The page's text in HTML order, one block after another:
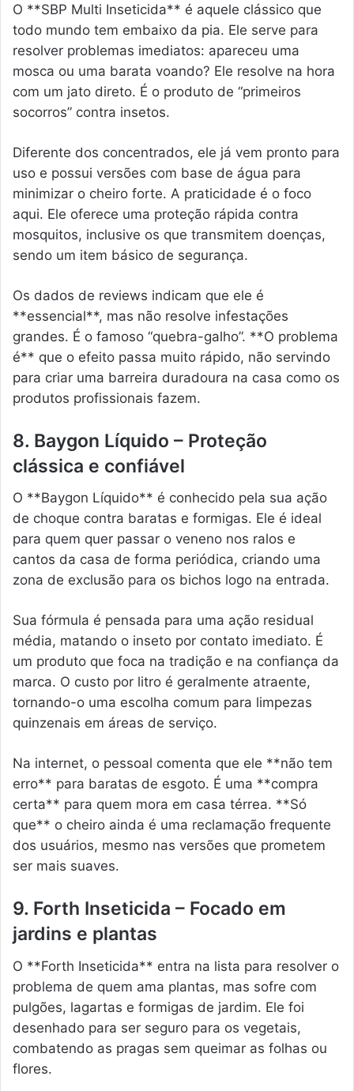
O **SBP Multi Inseticida** é aquele clássico que
todo mundo tem embaixo da pia. Ele serve para
resolver problemas imediatos: apareceu uma
mosca ou uma barata voando? Ele resolve na hora
com um jato direto. É o produto de “primeiros
socorros” contra insetos.
Diferente dos concentrados, ele já vem pronto para
uso e possui versões com base de água para
minimizar o cheiro forte. A praticidade é o foco
aqui. Ele oferece uma proteção rápida contra
mosquitos, inclusive os que transmitem doenças,
sendo um item básico de segurança.
Os dados de reviews indicam que ele é
**essencial**, mas não resolve infestações
grandes. É o famoso “quebra-galho”. **O problema
é** que o efeito passa muito rápido, não servindo
para criar uma barreira duradoura na casa como os
produtos profissionais fazem.
8. Baygon Líquido – Proteção
clássica e confiável
O **Baygon Líquido** é conhecido pela sua ação
de choque contra baratas e formigas. Ele é ideal
para quem quer passar o veneno nos ralos e
cantos da casa de forma periódica, criando uma
zona de exclusão para os bichos logo na entrada.
Sua fórmula é pensada para uma ação residual
média, matando o inseto por contato imediato. É
um produto que foca na tradição e na confiança da
marca. O custo por litro é geralmente atraente,
tornando-o uma escolha comum para limpezas
quinzenais em áreas de serviço.
Na internet, o pessoal comenta que ele **não tem
erro** para baratas de esgoto. É uma **compra
certa** para quem mora em casa térrea. **Só
que** o cheiro ainda é uma reclamação frequente
dos usuários, mesmo nas versões que prometem
ser mais suaves.
9. Forth Inseticida – Focado em
jardins e plantas
O **Forth Inseticida** entra na lista para resolver o
problema de quem ama plantas, mas sofre com
pulgões, lagartas e formigas de jardim. Ele foi
desenhado para ser seguro para os vegetais,
combatendo as pragas sem queimar as folhas ou
flores.